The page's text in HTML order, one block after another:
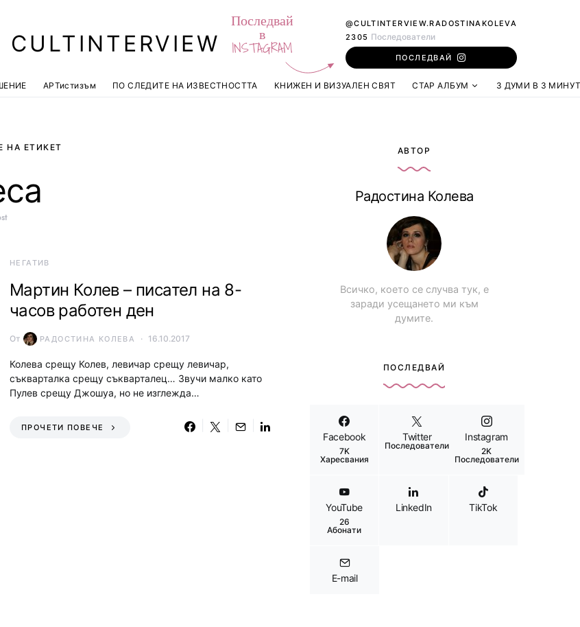
CULTINTERVIEW
Последвай
в
INSTAGRAM
@CULTINTERVIEW.RADOSTINAKOLEVA
2305 Последователи
ПОСЛЕДВАЙ
АРТистизъм ПО СЛЕДИТЕ НА ИЗВЕСТНОСТТА КНИЖЕН И ВИЗУАЛЕН СВЯТ СТАР АЛБУМ 3 ДУМИ В 3
НА ЕТИКЕТ
НЕГАТИВ
Мартин Колев – писател на 8-
часов работен ден
От РАДОСТИНА КОЛЕВА 16.10.2017
Колева срещу Колев, левичар срещу левичар,
съкварталка срещу съкварталец… Звучи малко като
Пулев срещу Джошуа, но не изглежда…
ПРОЧЕТИ ПОВЕЧЕ
АВТОР
Радостина Колева
Всичко, което се случва тук, е
заради усещането ми към
думите.
ПОСЛЕДВАЙ
Facebook
7K
Харесвания
Twitter
Последователи
Instagram
2K
Последователи
YouTube
26
Абонати
LinkedIn TikTok
E-mail